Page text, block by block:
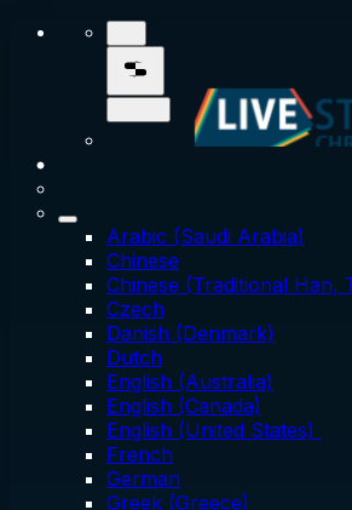
Arabic (Saudi Arabia)
Chinese
Chinese (Traditional Han,
Czech
Danish (Denmark)
Dutch
English (Australia)
English (Canada)
English (United States)
French
German
Greek (Greece)